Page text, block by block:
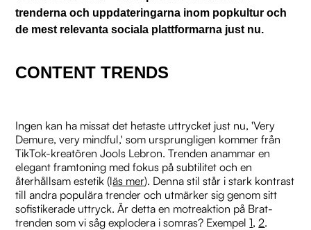
trenderna och uppdateringarna inom popkultur och
de mest relevanta sociala plattformarna just nu.
CONTENT TRENDS
Ingen kan ha missat det hetaste uttrycket just nu, 'Very
Demure, very mindful,' som ursprungligen kommer från
TikTok-kreatören Jools Lebron. Trenden anammar en
elegant framtoning med fokus på subtilitet och en
återhållsam estetik (läs mer). Denna stil står i stark kontrast
till andra populära trender och utmärker sig genom sitt
sofistikerade uttryck. Är detta en motreaktion på Brat-
trenden som vi såg explodera i somras? Exempel1, 2.